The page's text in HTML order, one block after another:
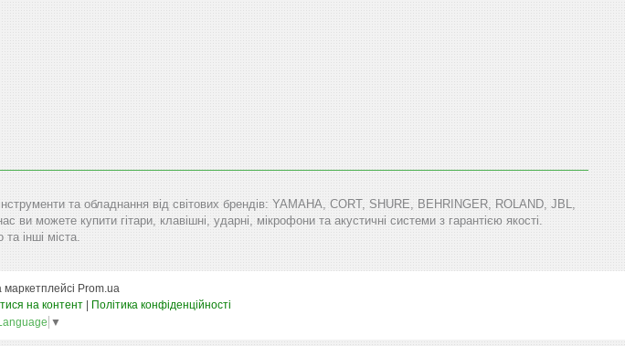
та обладнання від світових брендів: YAMAHA, CORT, SHURE, BEHRINGER, ROLAND, JBL,
можете купити гітари, клавішні, ударні, мікрофони та акустичні системи з гарантією якості.
інші міста.
Prom.ua
на контент
Політика конфіденційності
▼